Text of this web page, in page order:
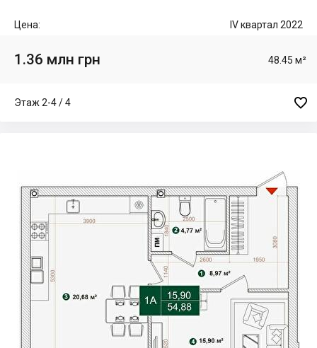
Цена: IV квартал 2022
1.36 млн грн 48.45 м²
Этаж 2-4 / 4 